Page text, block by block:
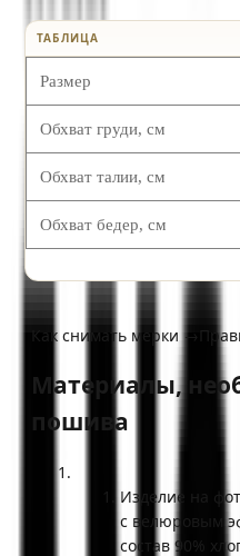
ТАБЛИЦА
Размер
Обхват груди, см
Обхват талии, см
Обхват бедер, см
Как снимать мерки →
Материалы,
пошива
Изделие на
с велюровым
состав 90%